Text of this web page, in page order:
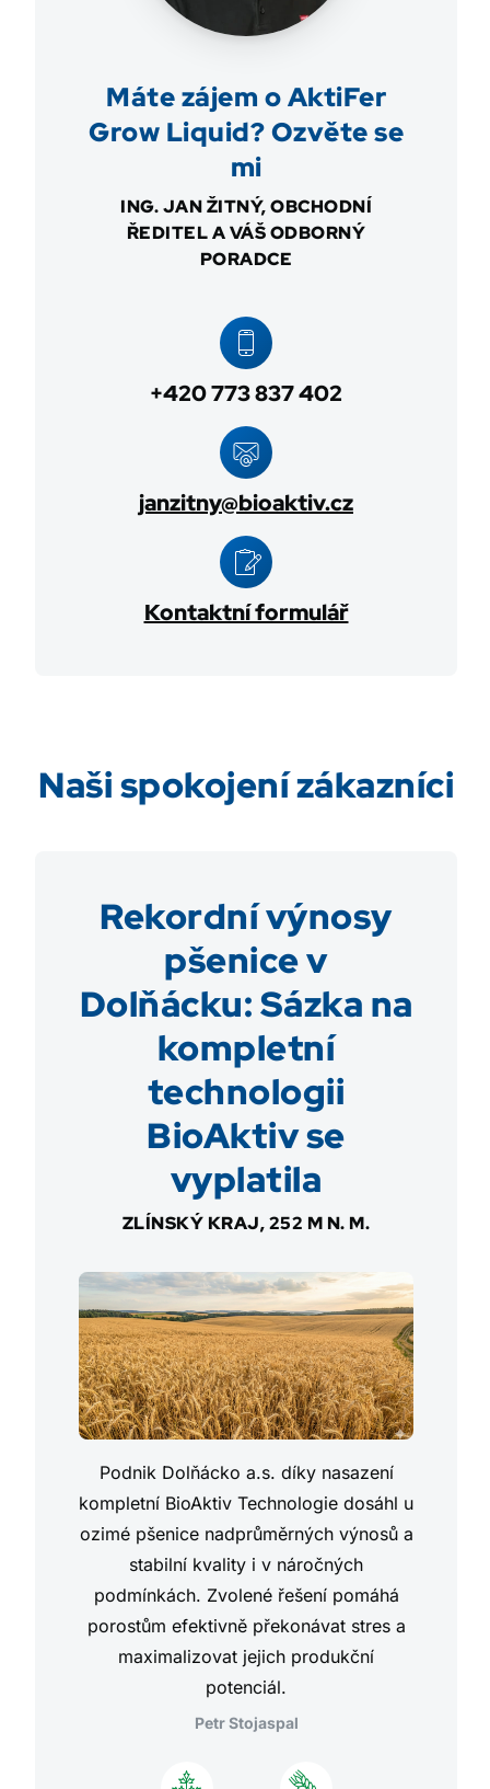
Máte zájem o AktiFer
Grow Liquid? Ozvěte se
mi
ING. JAN ŽITNÝ, OBCHODNÍ
ŘEDITEL A VÁŠ ODBORNÝ
PORADCE
+420 773 837 402
janzitny@bioaktiv.cz
Kontaktní formulář
Naši spokojení zákazníci
Rekordní výnosy
pšenice v
Dolňácku: Sázka na
kompletní
technologii
BioAktiv se
vyplatila
ZLÍNSKÝ KRAJ, 252 M N. M.
Podnik Dolňácko a.s. díky nasazení
kompletní BioAktiv Technologie dosáhl u
ozimé pšenice nadprůměrných výnosů a
stabilní kvality i v náročných
podmínkách. Zvolené řešení pomáhá
porostům efektivně překonávat stres a
maximalizovat jejich produkční
potenciál.
Petr Stojaspal